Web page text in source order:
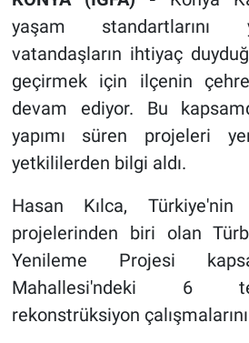
yaşam standartlarını
vatandaşların ihtiyaç
geçirmek için ilçenin
devam ediyor. Bu
yapımı süren projeleri
yetkililerden bilgi aldı.
Hasan Kılca,
projelerinden biri olan
Yenileme Projesi
Mahallesi'ndeki 6
rekonstrüksiyon